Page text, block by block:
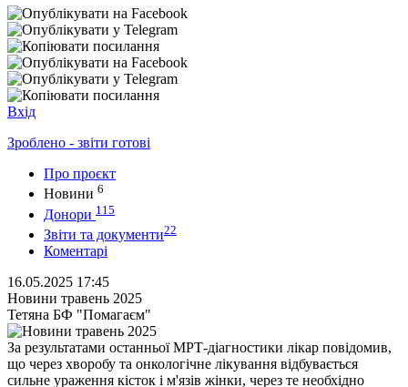
Вхід
Зроблено - звіти готові
Про проєкт
Новини 6
Донори 115
Звіти та документи22
Коментарі
16.05.2025 17:45
Новини травень 2025
Тетяна БФ "Помагаєм"
За результатами останньої МРТ-діагностики лікар повідомив,
що через хворобу та онкологічне лікування відбувається
сильне ураження кісток і м'язів жінки, через те необхідно